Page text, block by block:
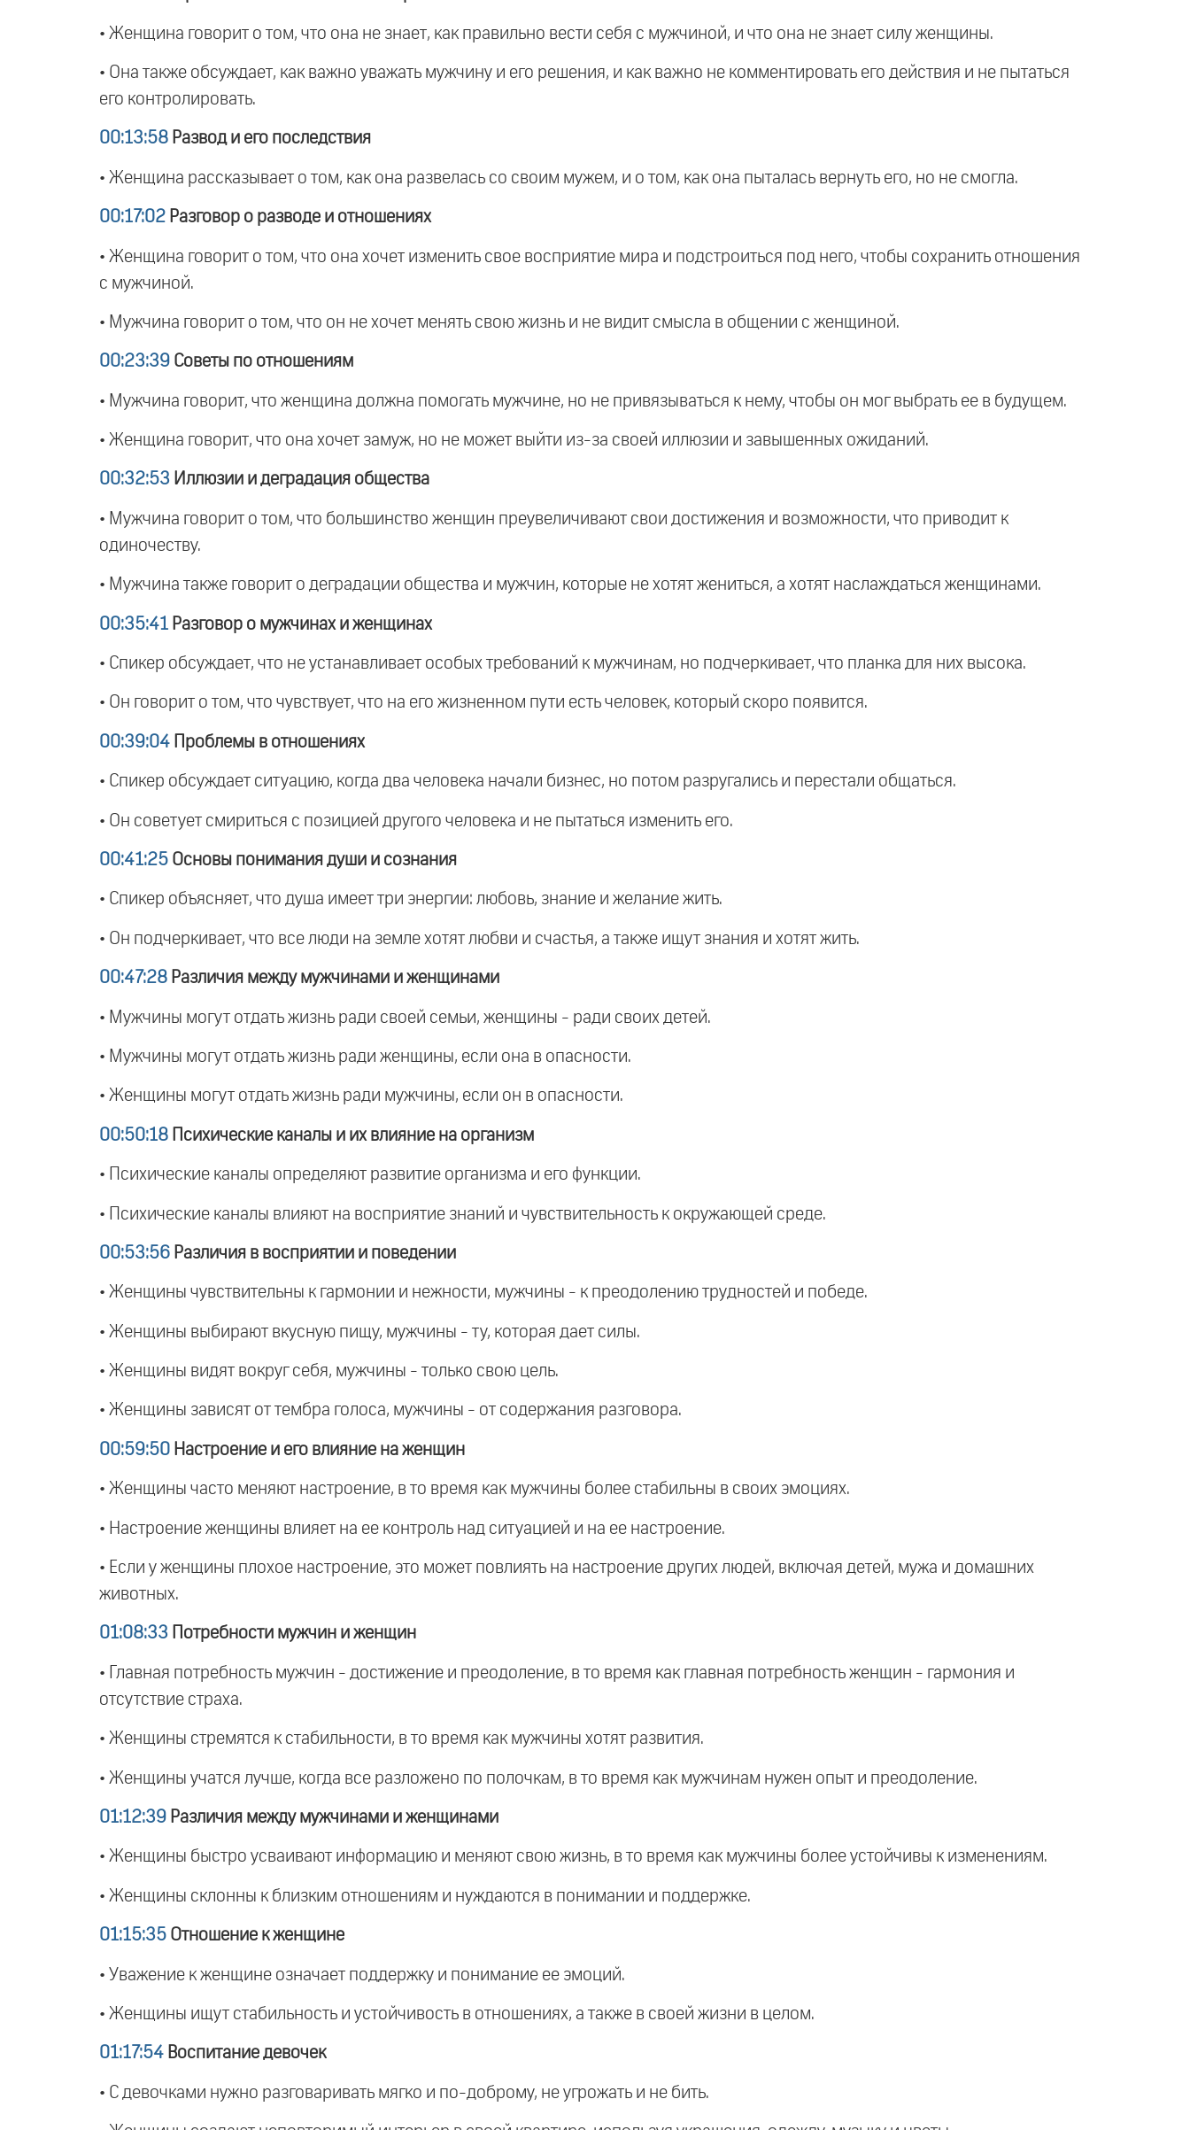
• Женщина говорит о том, что она не знает, как правильно вести себя с мужчиной, и что она не знает силу женщины.
• Она также обсуждает, как важно уважать мужчину и его решения, и как важно не комментировать его действия и не пытаться
его контролировать.
00:13:58 Развод и его последствия
• Женщина рассказывает о том, как она развелась со своим мужем, и о том, как она пыталась вернуть его, но не смогла.
00:17:02 Разговор о разводе и отношениях
• Женщина говорит о том, что она хочет изменить свое восприятие мира и подстроиться под него, чтобы сохранить отношения
с мужчиной.
• Мужчина говорит о том, что он не хочет менять свою жизнь и не видит смысла в общении с женщиной.
00:23:39 Советы по отношениям
• Мужчина говорит, что женщина должна помогать мужчине, но не привязываться к нему, чтобы он мог выбрать ее в будущем.
• Женщина говорит, что она хочет замуж, но не может выйти из-за своей иллюзии и завышенных ожиданий.
00:32:53 Иллюзии и деградация общества
• Мужчина говорит о том, что большинство женщин преувеличивают свои достижения и возможности, что приводит к
одиночеству.
• Мужчина также говорит о деградации общества и мужчин, которые не хотят жениться, а хотят наслаждаться женщинами.
00:35:41 Разговор о мужчинах и женщинах
• Спикер обсуждает, что не устанавливает особых требований к мужчинам, но подчеркивает, что планка для них высока.
• Он говорит о том, что чувствует, что на его жизненном пути есть человек, который скоро появится.
00:39:04 Проблемы в отношениях
• Спикер обсуждает ситуацию, когда два человека начали бизнес, но потом разругались и перестали общаться.
• Он советует смириться с позицией другого человека и не пытаться изменить его.
00:41:25 Основы понимания души и сознания
• Спикер объясняет, что душа имеет три энергии: любовь, знание и желание жить.
• Он подчеркивает, что все люди на земле хотят любви и счастья, а также ищут знания и хотят жить.
00:47:28 Различия между мужчинами и женщинами
• Мужчины могут отдать жизнь ради своей семьи, женщины - ради своих детей.
• Мужчины могут отдать жизнь ради женщины, если она в опасности.
• Женщины могут отдать жизнь ради мужчины, если он в опасности.
00:50:18 Психические каналы и их влияние на организм
• Психические каналы определяют развитие организма и его функции.
• Психические каналы влияют на восприятие знаний и чувствительность к окружающей среде.
00:53:56 Различия в восприятии и поведении
• Женщины чувствительны к гармонии и нежности, мужчины - к преодолению трудностей и победе.
• Женщины выбирают вкусную пищу, мужчины - ту, которая дает силы.
• Женщины видят вокруг себя, мужчины - только свою цель.
• Женщины зависят от тембра голоса, мужчины - от содержания разговора.
00:59:50 Настроение и его влияние на женщин
• Женщины часто меняют настроение, в то время как мужчины более стабильны в своих эмоциях.
• Настроение женщины влияет на ее контроль над ситуацией и на ее настроение.
• Если у женщины плохое настроение, это может повлиять на настроение других людей, включая детей, мужа и домашних
животных.
01:08:33 Потребности мужчин и женщин
• Главная потребность мужчин - достижение и преодоление, в то время как главная потребность женщин - гармония и
отсутствие страха.
• Женщины стремятся к стабильности, в то время как мужчины хотят развития.
• Женщины учатся лучше, когда все разложено по полочкам, в то время как мужчинам нужен опыт и преодоление.
01:12:39 Различия между мужчинами и женщинами
• Женщины быстро усваивают информацию и меняют свою жизнь, в то время как мужчины более устойчивы к изменениям.
• Женщины склонны к близким отношениям и нуждаются в понимании и поддержке.
01:15:35 Отношение к женщине
• Уважение к женщине означает поддержку и понимание ее эмоций.
• Женщины ищут стабильность и устойчивость в отношениях, а также в своей жизни в целом.
01:17:54 Воспитание девочек
• С девочками нужно разговаривать мягко и по-доброму, не угрожать и не бить.